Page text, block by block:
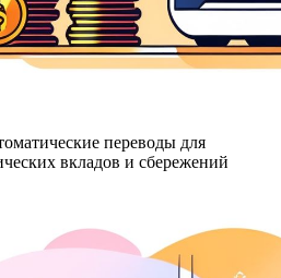
переводы для
вкладов и сбережений